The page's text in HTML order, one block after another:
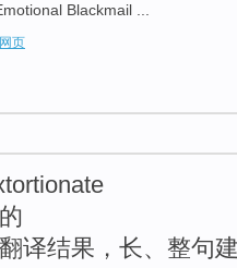
Blackmail ...
页
译结果，长、整句